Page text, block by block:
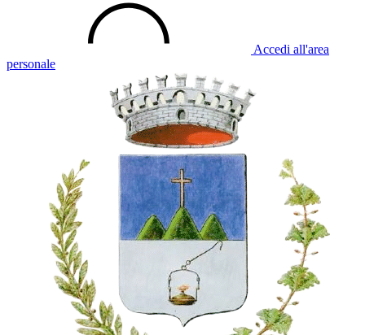
Accedi all'area
personale